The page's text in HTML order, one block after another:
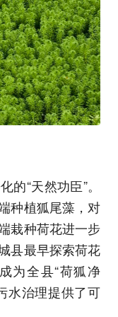
“天然功臣”。
种植狐尾藻，对
栽种荷花进一步
县最早探索荷花
为全县“荷狐净
水治理提供了可